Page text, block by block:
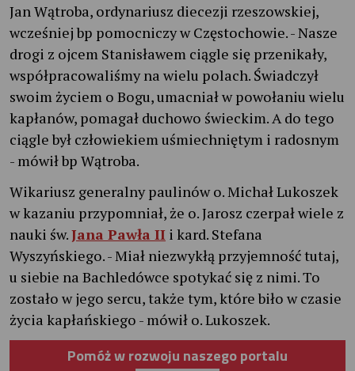
Jan Wątroba, ordynariusz diecezji rzeszowskiej,
wcześniej bp pomocniczy w Częstochowie. - Nasze
drogi z ojcem Stanisławem ciągle się przenikały,
współpracowaliśmy na wielu polach. Świadczył
swoim życiem o Bogu, umacniał w powołaniu wielu
kapłanów, pomagał duchowo świeckim. A do tego
ciągle był człowiekiem uśmiechniętym i radosnym
- mówił bp Wątroba.
Wikariusz generalny paulinów o. Michał Lukoszek
w kazaniu przypomniał, że o. Jarosz czerpał wiele z
nauki św.Jana Pawła II i kard. Stefana
Wyszyńskiego. - Miał niezwykłą przyjemność tutaj,
u siebie na Bachledówce spotykać się z nimi. To
zostało w jego sercu, także tym, które biło w czasie
życia kapłańskiego - mówił o. Lukoszek.
Pomóż w rozwoju naszego portalu